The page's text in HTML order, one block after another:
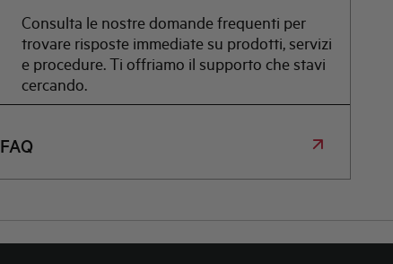
Consulta le nostre domande frequenti per
trovare risposte immediate su prodotti, servizi
e procedure. Ti offriamo il supporto che stavi
cercando.
FAQ